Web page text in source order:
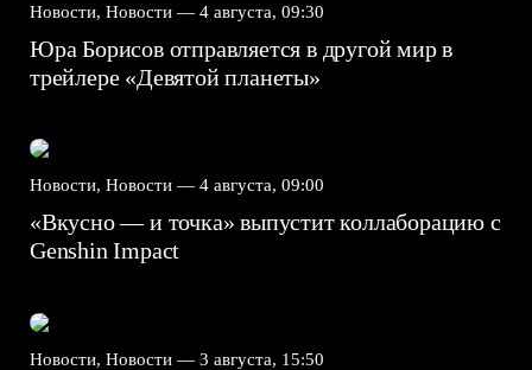
Новости, Новости — 4 августа, 09:30
Юра Борисов отправляется в другой мир в
трейлере «Девятой планеты»
Новости, Новости — 4 августа, 09:00
«Вкусно — и точка» выпустит коллаборацию с
Genshin Impact⁠⁠
Новости, Новости — 3 августа, 15:50